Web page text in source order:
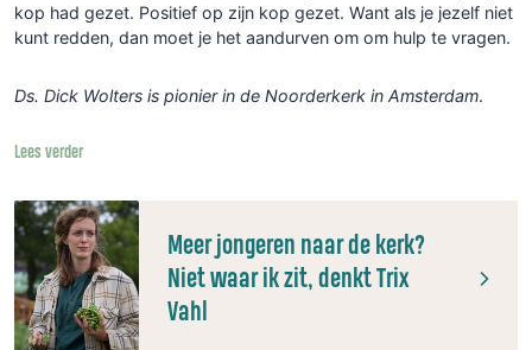
kop had gezet. Positief op zijn kop gezet. Want als je jezelf niet
kunt redden, dan moet je het aandurven om om hulp te vragen.
Ds. Dick Wolters is pionier in de Noorderkerk in Amsterdam.
Lees verder
Meer jongeren naar de kerk?
Niet waar ik zit, denkt Trix
Vahl